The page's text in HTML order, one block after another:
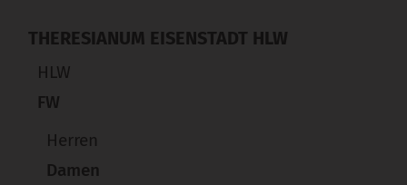
THERESIANUM EISENSTADT HLW
HLW
FW
Herren
Damen